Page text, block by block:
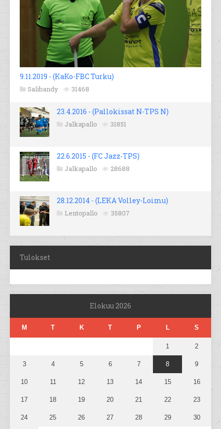
9.11.2019 - (KaKo-FBC Turku)
Salibandy 31468
23.4.2016 - (Pallokissat N-TPS N)
Jalkapallo 31851
22.6.2015 - (FC Jazz-TPS)
Jalkapallo 28688
28.12.2014 - (LEKA Volley-Loimu)
Lentopallo 35807
Tulokset
Elokuu 2026
M T K T P L S
1 2
3 4 5 6 7 8 9
10 11 12 13 14 15 16
17 18 19 20 21 22 23
24 25 26 27 28 29 30